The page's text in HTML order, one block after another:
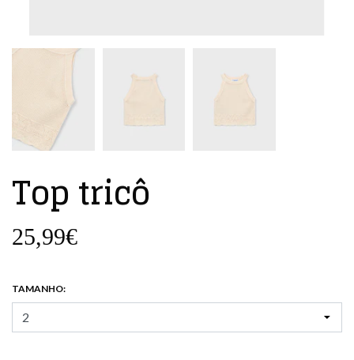
Top tricô
25,99€
TAMANHO: